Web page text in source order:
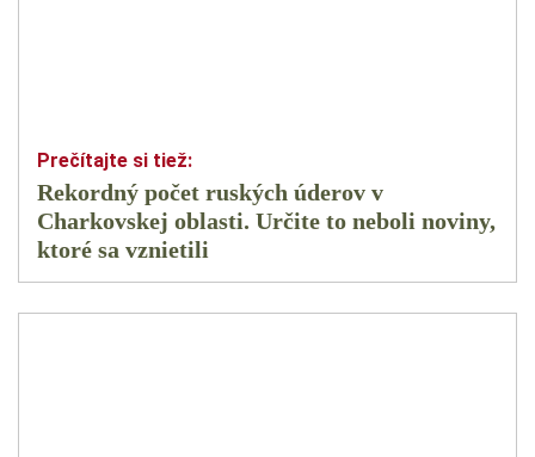
Rekordný počet ruských úderov v
Charkovskej oblasti. Určite to neboli noviny,
ktoré sa vznietili